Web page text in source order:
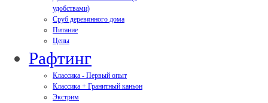
удобствами)
Сруб деревянного дома
Питание
Цены
Рафтинг
Классика - Первый опыт
Классика + Гранитный каньон
Экстрим